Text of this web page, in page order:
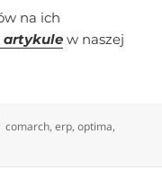
na ich
artykule w naszej
Tagi
comarch,erp,optima,